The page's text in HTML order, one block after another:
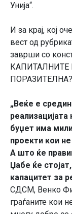
Унија“.
И за крај, кој
вест од
заврши со
„Веќе е
буџет има
проекти кои
А што ќе
Џабе ќе
капацитет за
СДСМ, Венко
граѓаните кои